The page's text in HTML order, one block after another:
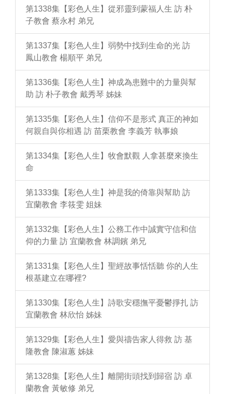
第1338集【彩色人生】從邪靈到蒙福人生 訪 朴
子教會 蔡永村 弟兄
第1337集【彩色人生】弱勢中找到生命的光 訪
鳳山教會 楊順平 弟兄
第1336集【彩色人生】神成為患難中的力量與幫
助 訪 朴子教會 戴秀琴 姊妹
第1335集【彩色人生】信仰不是形式 真正的神如
何親自與你相遇 訪 苗栗教會 李義芳 執事娘
第1334集【彩色人生】牧會默觀 人拿甚麼來換生
命
第1333集【彩色人生】神是我的倚靠與幫助 訪
宜蘭教會 李筱雯 姐妹
第1332集【彩色人生】公務工作中誠實守信和信
仰的力量 訪 宜蘭教會 林調鑌 弟兄
第1331集【彩色人生】聖經故事恬恬聽 你的人生
根基建立在哪裡?
第1330集【彩色人生】詩歌安穩撫平憂鬱掙扎 訪
宜蘭教會 林欣怡 姊妹
第1329集【彩色人生】愛與禱告家人得救 訪 基
隆教會 陳淑蕙 姊妹
第1328集【彩色人生】離開街頭找到歸宿 訪 卓
蘭教會 黃敏修 弟兄